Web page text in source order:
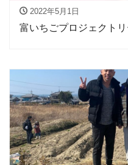
2022年5月1日
富いちごプロジェクト